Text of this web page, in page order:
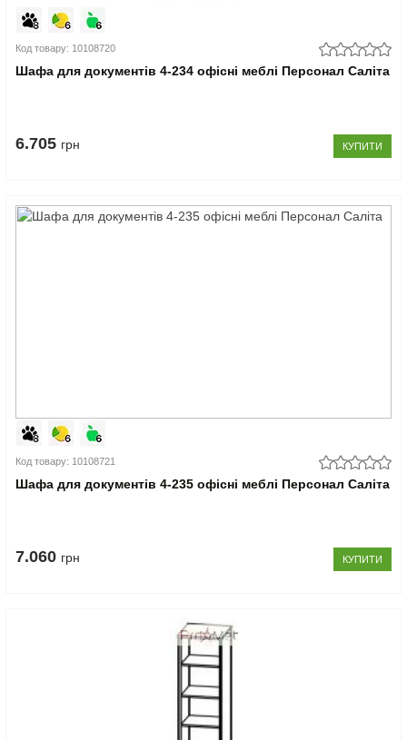
Код товару: 10108720
Шафа для документів 4-234 офісні меблі Персонал Саліта
6.705 грн КУПИТИ
Код товару: 10108721
Шафа для документів 4-235 офісні меблі Персонал Саліта
7.060 грн КУПИТИ